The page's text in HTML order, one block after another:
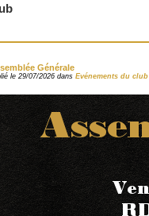
Générale
le 29/07/2026 dans Evénements du club